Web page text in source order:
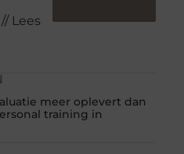
meer oplevert dan
training in
// Lees